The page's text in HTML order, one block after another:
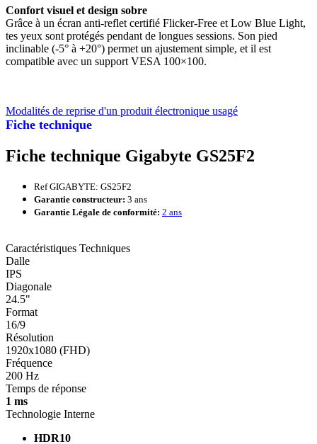
Fiche technique
Confort visuel et design sobre
Grâce à un écran anti-reflet certifié Flicker-Free et Low Blue Light,
tes yeux sont protégés pendant de longues sessions. Son pied
inclinable (-5° à +20°) permet un ajustement simple, et il est
compatible avec un support VESA 100×100.
Modalités de reprise d'un produit électronique usagé
Fiche technique Gigabyte GS25F2
Ref GIGABYTE: GS25F2
Garantie constructeur: 3 ans
Garantie Légale de conformité: 2 ans
Caractéristiques Techniques
Dalle
IPS
Diagonale
24.5"
Format
16/9
Résolution
1920x1080 (FHD)
Fréquence
200 Hz
Temps de réponse
1 ms
Technologie Interne
HDR10